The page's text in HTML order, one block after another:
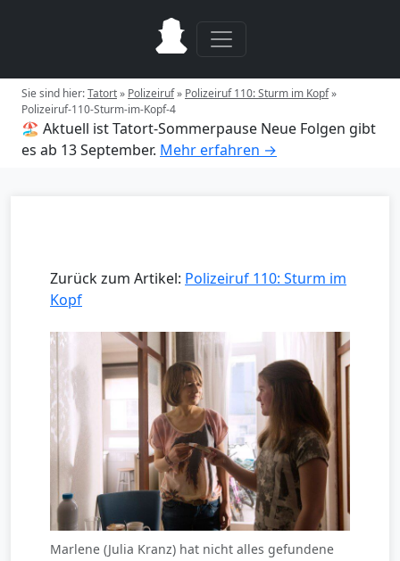
Sie sind hier:Tatort» Polizeiruf» Polizeiruf 110: Sturm im Kopf»
Polizeiruf-110-Sturm-im-Kopf-4
🏖️ Aktuell ist Tatort-Sommerpause Neue Folgen gibt
es ab 13 September. Mehr erfahren →
Zurück zum Artikel: Polizeiruf 110: Sturm im
Kopf
Marlene (Julia Kranz) hat nicht alles gefundene